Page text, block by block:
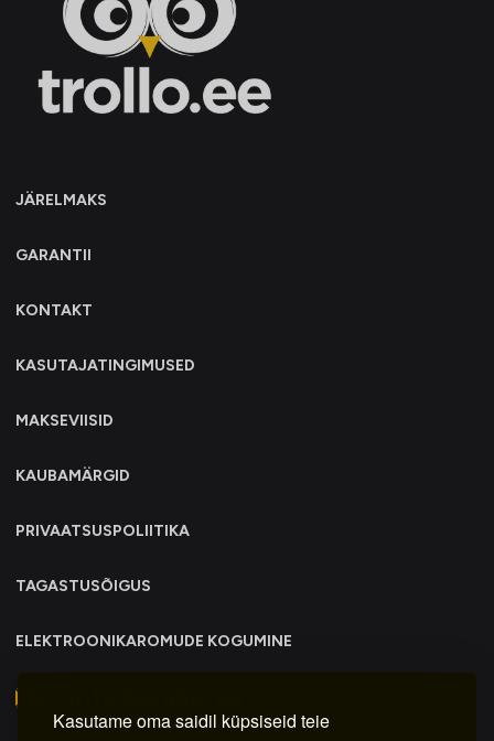
Kasutame oma saidil küpsiseid teie
JÄRELMAKS
GARANTII
KONTAKT
KASUTAJATINGIMUSED
MAKSEVIISID
KAUBAMÄRGID
PRIVAATSUSPOLIITIKA
TAGASTUSÕIGUS
ELEKTROONIKAROMUDE KOGUMINE